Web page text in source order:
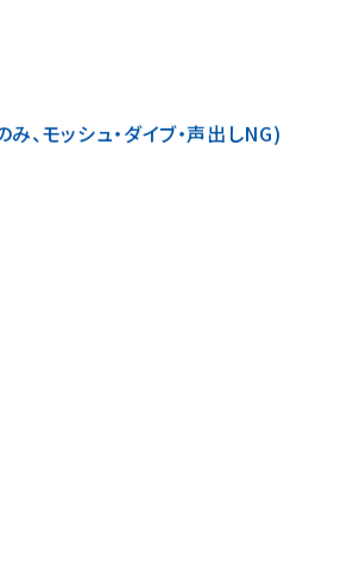
モッシュ・ダイブ・声出しNG)